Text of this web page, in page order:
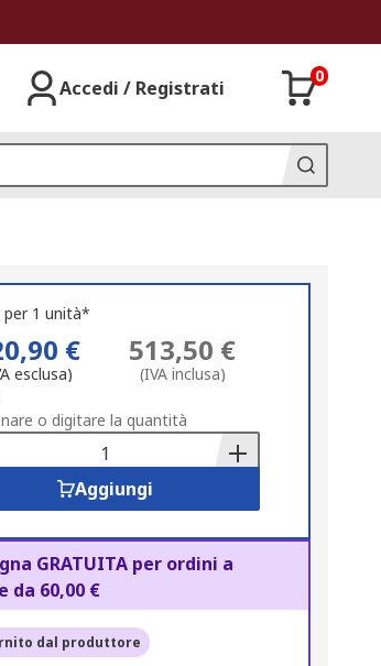
Accedi / Registrati
0
per 1 unità*
€
esclusa)
513,50 €
(IVA inclusa)
o digitare la quantità
Aggiungi
GRATUITA per ordini a
da 60,00 €
dal produttore